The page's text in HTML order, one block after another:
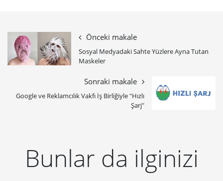
Önceki makale
Sosyal Medyadaki Sahte Yüzlere Ayna Tutan
Maskeler
Sonraki makale
Google ve Reklamcılık Vakfı İş Birliğiyle "Hızlı
Şarj"
Bunlar da ilginizi